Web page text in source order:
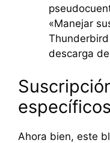
«Manejar
descarga
Ahora bien, este